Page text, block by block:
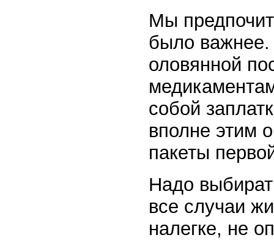
Мы
было важнее.
оловянной
собой
вполне этим
пакеты
Надо
все случаи
налегке, не